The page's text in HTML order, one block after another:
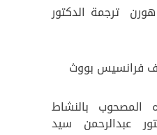
ترجمة الدكتور
فرانسيس بووث
المصحوب بالنشاط
عبدالرحمن سيد